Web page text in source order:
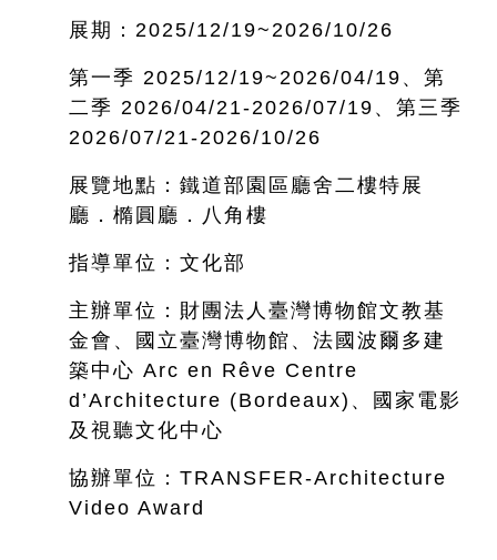
展期：2025/12/19~2026/10/26
第一季 2025/12/19~ 2026/04/19、第
二季 2026/04/21-2026/07/19、第三季
2026/07/21-2026/10/26
展覽地點：鐵道部園區廳舍二樓特展
廳．橢圓廳．八角樓
指導單位：文化部
主辦單位：財團法人臺灣博物館文教基
金會、國立臺灣博物館、法國波爾多建
築中心 Arc en Rêve Centre
d’Architecture (Bordeaux)、國家電影
及視聽文化中心
協辦單位：TRANSFER-Architecture
Video Award